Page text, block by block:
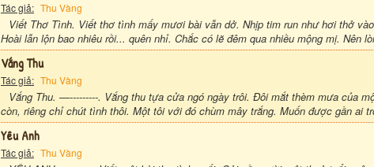
Tác giả: Thu Vàng
Viết Thơ Tình. Viết thơ tình mấy mươi bài vẫn dở. Nhịp tim run như hơi thở
Hoài lẫn lộn bao nhiêu rồi... quên nhỉ. Chắc có lẽ đêm qua nhiều mộng mị. Nên
Vắng Thu
Tác giả: Thu Vàng
Vắng Thu. —---------. Vắng thu tựa cửa ngó ngày trôi. Đôi mắt thèm mưa của
còn, riêng chỉ chút tình thôi. Một tôi với đó chùm mây trắng. Muốn được gần ai
Yêu Anh
Tác giả: Thu Vàng